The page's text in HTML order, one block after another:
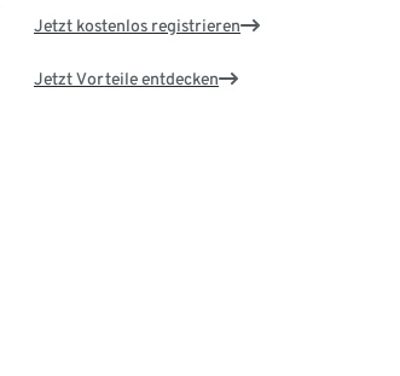
Jetzt kostenlos registrieren
Jetzt Vorteile entdecken